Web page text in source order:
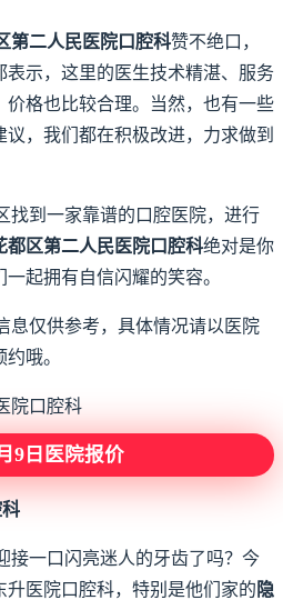
第二人民医院口腔科赞不绝口，
示，这里的医生技术精湛、服务
价格也比较合理。当然，也有一些
，我们都在积极改进，力求做到
找到一家靠谱的口腔医院，进行
都区第二人民医院口腔科绝对是你
起拥有自信闪耀的笑容。
息仅供参考，具体情况请以医院
哦。
9日医院报价
接一口闪亮迷人的牙齿了吗？今
医院口腔科，特别是他们家的 隐